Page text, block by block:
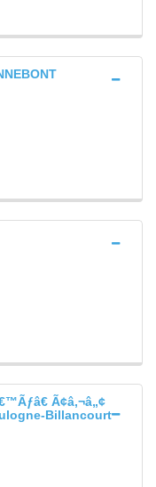
Ã¢â‚¬â„¢
Billancourt